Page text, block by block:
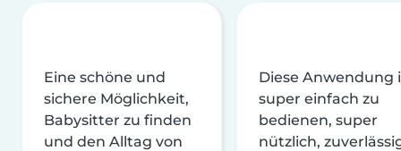
Eine schöne und
sichere Möglichkeit,
Babysitter zu finden
und den Alltag von
Diese Anwendung
super einfach zu
bedienen, super
nützlich,